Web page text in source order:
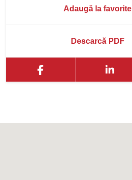
Adaugă la favorite
Descarcă PDF